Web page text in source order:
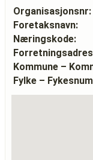
Organisasjonsnr:
Foretaksnavn:
Næringskode:
Kommune –
Fylke –